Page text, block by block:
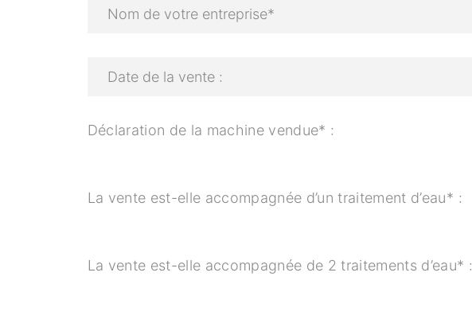
Déclaration de la machine vendue* :
La vente est-elle accompagnée d’un traitement d’eau* :
La vente est-elle accompagnée de 2 traitements d’eau* :